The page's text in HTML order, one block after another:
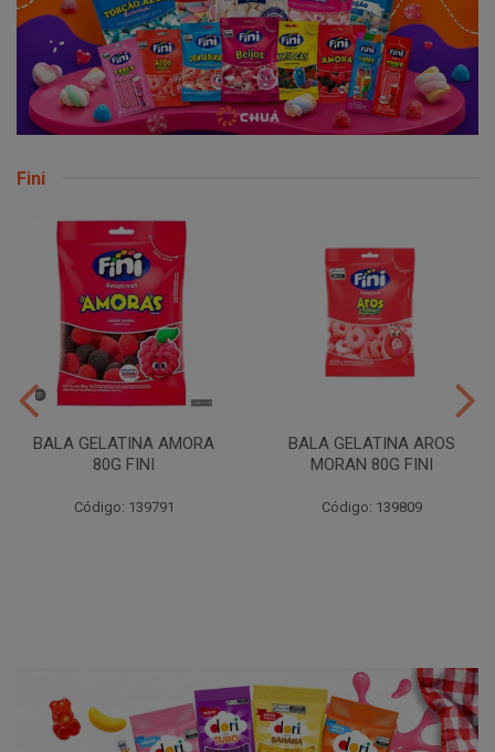
Fini
BALA GELATINA AMORA
80G FINI
Código: 139791
BALA GELATINA AROS
MORAN 80G FINI
Código: 139809